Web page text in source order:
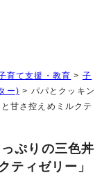
育て支援・教育 > 子
ー) > パパとクッキン
甘さ控えめミルクテ
ぷりの三色丼
ティゼリー」